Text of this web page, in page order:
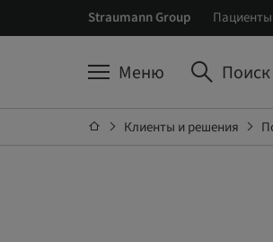
Straumann Group Пациенты
Меню Поиск
Клиенты и решения